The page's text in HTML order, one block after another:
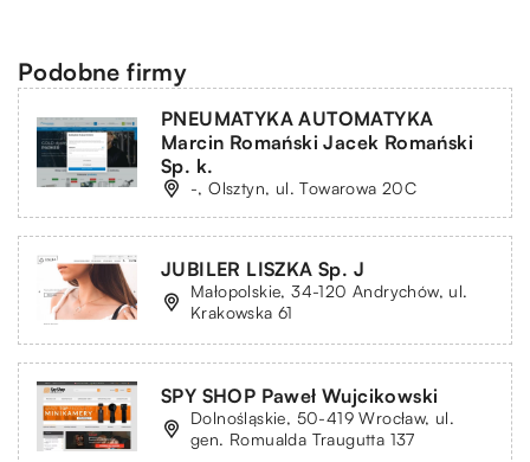
Podobne firmy
PNEUMATYKA AUTOMATYKA
Marcin Romański Jacek Romański
Sp. k.
-, Olsztyn, ul. Towarowa 20C
JUBILER LISZKA Sp. J
Małopolskie, 34-120 Andrychów, ul.
Krakowska 61
SPY SHOP Paweł Wujcikowski
Dolnośląskie, 50-419 Wrocław, ul.
gen. Romualda Traugutta 137